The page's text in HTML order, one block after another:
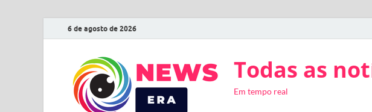
6 de agosto de 2026
Todas as
Em tempo real